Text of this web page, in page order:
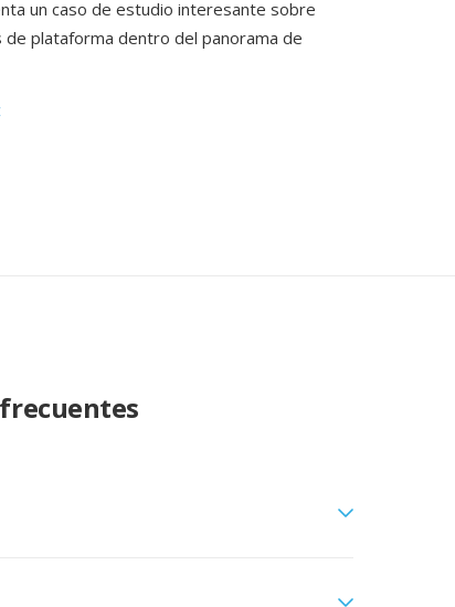
un caso de estudio interesante sobre
plataforma dentro del panorama de